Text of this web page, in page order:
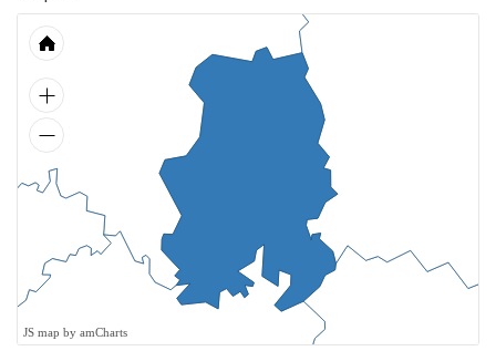
JS map by amCharts